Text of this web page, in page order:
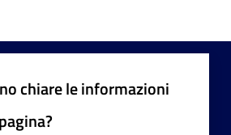
chiare le informazioni